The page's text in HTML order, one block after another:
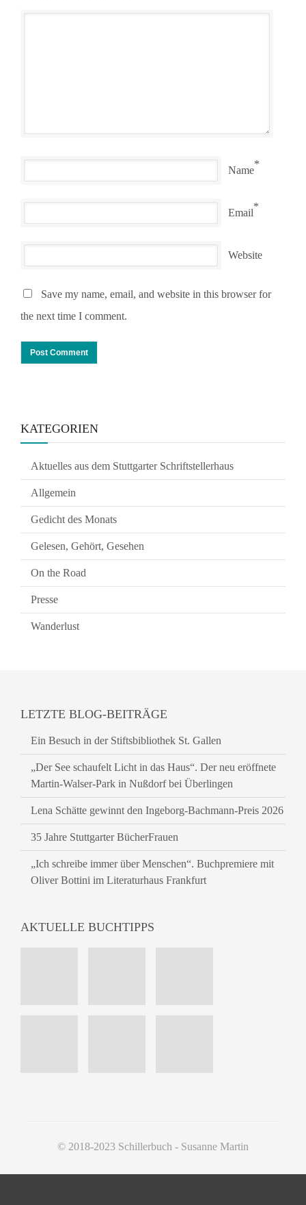
Name
*
Email
*
Website
Save my name, email, and website in this browser for
the next time I comment.
KATEGORIEN
Aktuelles aus dem Stuttgarter Schriftstellerhaus
Allgemein
Gedicht des Monats
Gelesen, Gehört, Gesehen
On the Road
Presse
Wanderlust
LETZTE BLOG-BEITRÄGE
Ein Besuch in der Stiftsbibliothek St. Gallen
„Der See schaufelt Licht in das Haus“. Der neu eröffnete
Martin-Walser-Park in Nußdorf bei Überlingen
Lena Schätte gewinnt den Ingeborg-Bachmann-Preis 2026
35 Jahre Stuttgarter BücherFrauen
„Ich schreibe immer über Menschen“. Buchpremiere mit
Oliver Bottini im Literaturhaus Frankfurt
AKTUELLE BUCHTIPPS
© 2018-2023 Schillerbuch - Susanne Martin